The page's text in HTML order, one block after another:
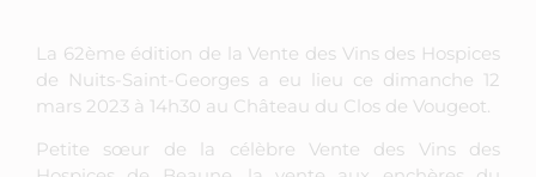
La 62ème édition de la Vente des Vins des Hospices
de Nuits-Saint-Georges a eu lieu ce dimanche 12
mars 2023 à 14h30 au Château du Clos de Vougeot.
Petite sœur de la célèbre Vente des Vins des